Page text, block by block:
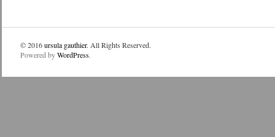
© 2016ursula gauthier. All Rights Reserved.
Powered byWordPress.